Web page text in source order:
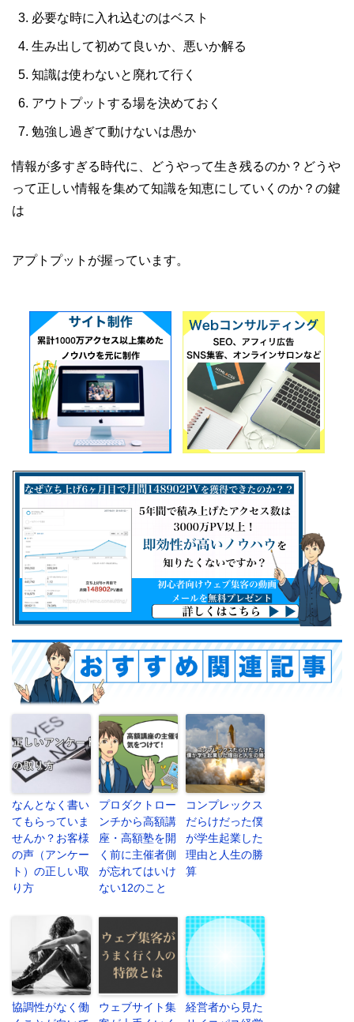
必要な時に入れ込むのはベスト
生み出して初めて良いか、悪いか解る
知識は使わないと廃れて行く
アウトプットする場を決めておく
勉強し過ぎて動けないは愚か
情報が多すぎる時代に、どうやって生き残るのか？どうや
って正しい情報を集めて知識を知恵にしていくのか？の鍵
は
アプトプットが握っています。
なんとなく書い
てもらっていま
せんか？お客様
の声（アンケー
ト）の正しい取
り方
プロダクトロー
ンチから高額講
座・高額塾を開
く前に主催者側
が忘れてはいけ
ない12のこと
コンプレックス
だらけだった僕
が学生起業した
理由と人生の勝
算
協調性がなく働
ウェブサイト集
経営者から見た